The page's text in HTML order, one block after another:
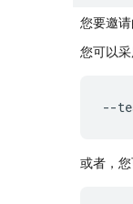
您要邀请
您可以
--
或者，